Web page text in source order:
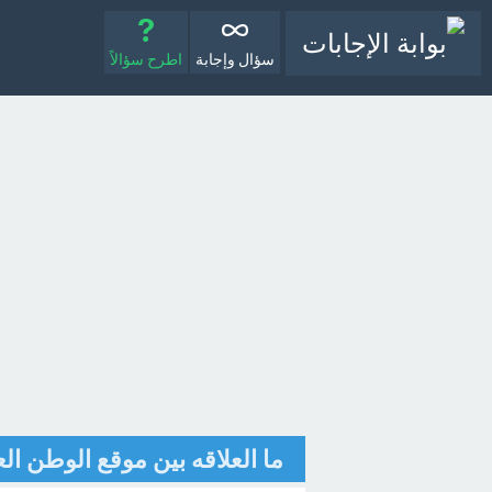
سؤال وإجابة اطرح سؤالاً
ما العلاقه بين موقع الوطن